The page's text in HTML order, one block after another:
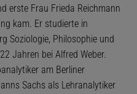
erste Frau Frieda Reichmann
kam. Er studierte in
Soziologie, Philosophie und
Jahren bei Alfred Weber.
am Berliner
Sachs als Lehranalytiker